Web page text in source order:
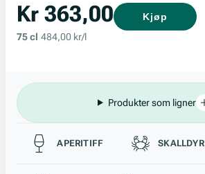
Kr 363,00
75 cl 484,00 kr/l
Kjøp
Produkter som ligner
Passer til
APERITIFF SKALLDYR